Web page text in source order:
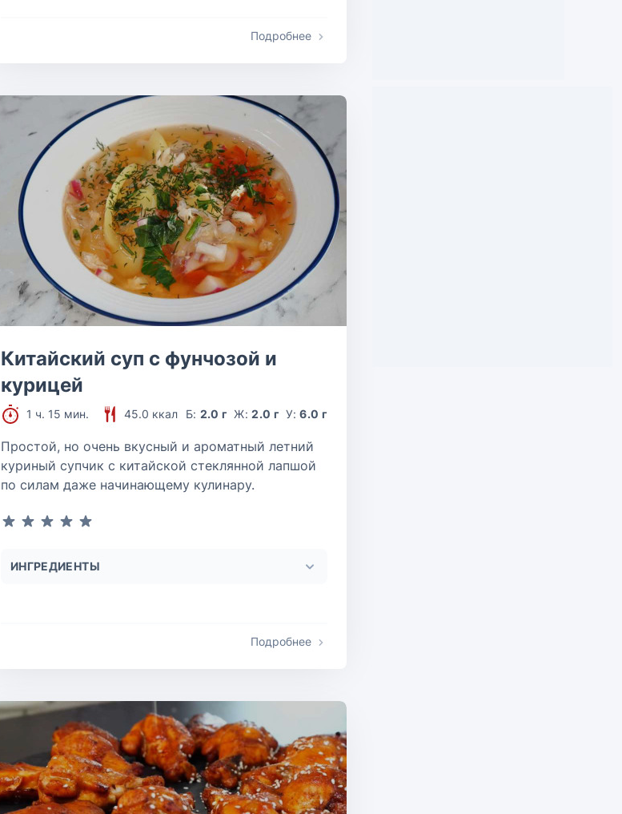
Подробнее
Китайский суп с фунчозой и
курицей
1 ч. 15 мин. 45.0 ккал Б: 2.0 г Ж:2.0 г У:6.0 г
Простой, но очень вкусный и ароматный летний
куриный супчик с китайской стеклянной лапшой
по силам даже начинающему кулинару.
ИНГРЕДИЕНТЫ
Подробнее